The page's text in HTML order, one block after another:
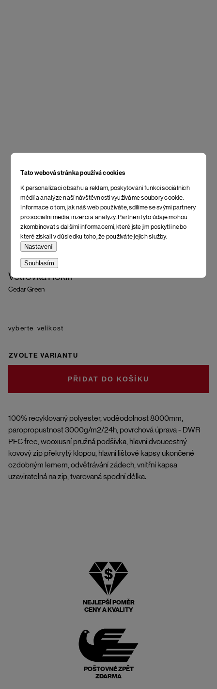
Tato webová stránka používá cookies
K personalizaci obsahu a reklam, poskytování funkcí sociálních
médií a analýze naší návštěvnosti využíváme soubory cookie.
Informace o tom, jak náš web používáte, sdílíme se svými partnery
pro sociální média, inzerci a analýzy. Partneři tyto údaje mohou
zkombinovat s dalšími informacemi, které jste jim poskytli nebo
které získali v důsledku toho, že používáte jejich služby.
Nastavení
Souhlasím
Větrovka Rokin
Cedar Green
100% recyklovaný polyester, voděodolnost 8000mm,
paropropustnost 3000g/m2/24h, povrchová úprava - DWR
PFC free, wooxusní pružná podšívka, hlavní dvoucestný
kovový zip překrytý klopou, hlavní lištové kapsy ukončené
ozdobným lemem, odvětrávání zádech, vnitřní kapsa
uzaviratelná na zip, tvarovaná spodní délka.
velikost
ZVOLTE VARIANTU
DO KOŠÍKU
NEJLEPŠÍ POMĚR
CENY A KVALITY
POŠTOVNÉ ZPĚT
ZDARMA